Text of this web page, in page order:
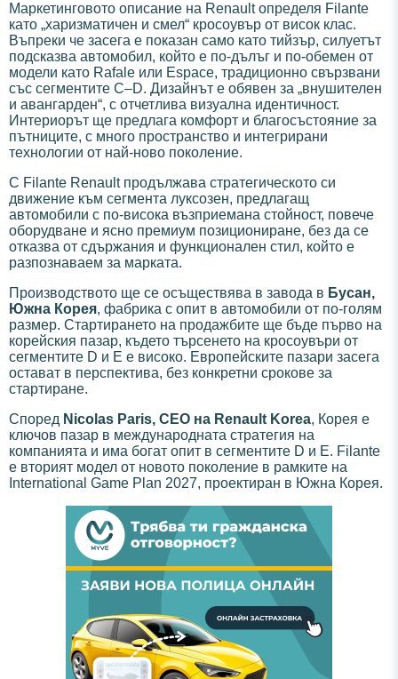
Маркетинговото описание на Renault определя Filante
като „харизматичен и смел“ кросоувър от висок клас.
Въпреки че засега е показан само като тийзър, силуетът
подсказва автомобил, който е по-дълъг и по-обемен от
модели като Rafale или Espace, традиционно свързвани
със сегментите C–D. Дизайнът е обявен за „внушителен
и авангарден“, с отчетлива визуална идентичност.
Интериорът ще предлага комфорт и благосъстояние за
пътниците, с много пространство и интегрирани
технологии от най-ново поколение.
С Filante Renault продължава стратегическото си
движение към сегмента луксозен, предлагащ
автомобили с по-висока възприемана стойност, повече
оборудване и ясно премиум позициониране, без да се
отказва от сдържания и функционален стил, който е
разпознаваем за марката.
Производството ще се осъществява в завода в Бусан,
Южна Корея, фабрика с опит в автомобили от по-голям
размер. Стартирането на продажбите ще бъде първо на
корейския пазар, където търсенето на кросоувъри от
сегментите D и E е високо. Европейските пазари засега
остават в перспектива, без конкретни срокове за
стартиране.
Според Nicolas Paris, CEO на Renault Korea, Корея е
ключов пазар в международната стратегия на
компанията и има богат опит в сегментите D и E. Filante
е вторият модел от новото поколение в рамките на
International Game Plan 2027, проектиран в Южна Корея.